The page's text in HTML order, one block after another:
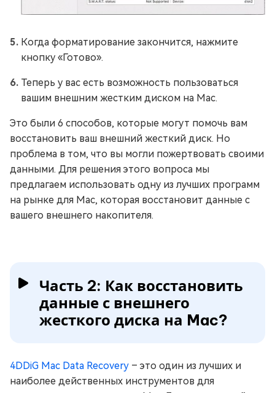
Когда форматирование закончится, нажмите
кнопку «Готово».
Теперь у вас есть возможность пользоваться
вашим внешним жестким диском на Mac.
Это были 6 способов, которые могут помочь вам
восстановить ваш внешний жесткий диск. Но
проблема в том, что вы могли пожертвовать своими
данными. Для решения этого вопроса мы
предлагаем использовать одну из лучших программ
на рынке для Mac, которая восстановит данные с
вашего внешнего накопителя.
Часть 2: Как восстановить
данные с внешнего
жесткого диска на Mac?
4DDiG Mac Data Recovery – это один из лучших и
наиболее действенных инструментов для